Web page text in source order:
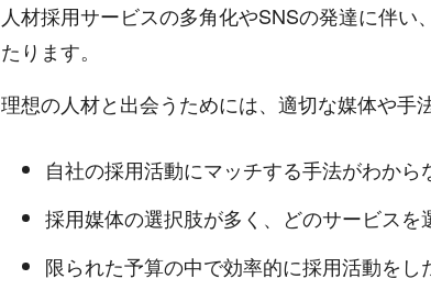
人材採用サービスの多角化やSNSの発達に伴
たります。
理想の人材と出会うためには、適切な媒体や手
自社の採用活動にマッチする手法がわから
採用媒体の選択肢が多く、どのサービスを
限られた予算の中で効率的に採用活動をし